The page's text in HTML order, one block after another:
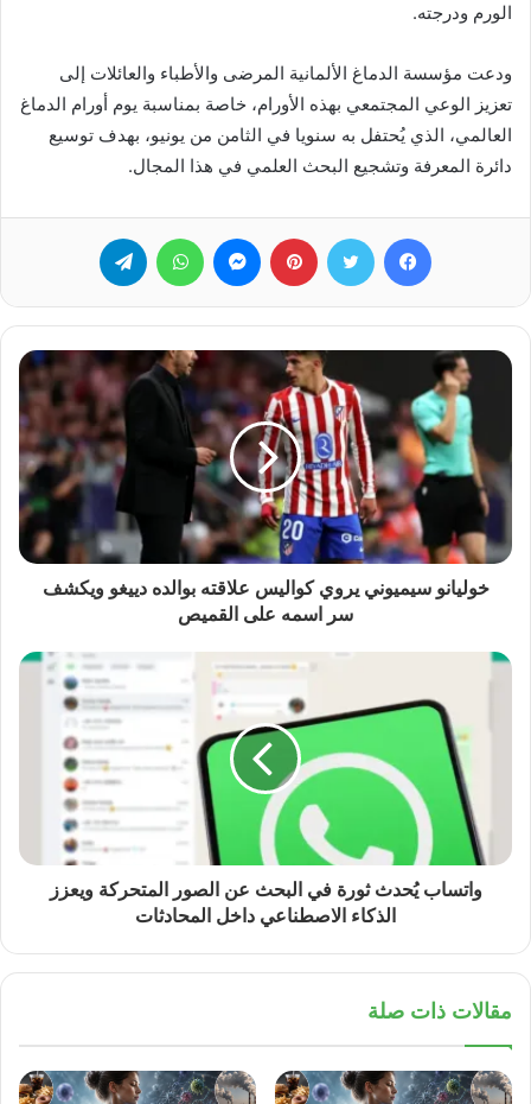
الورم ودرجته.
ودعت مؤسسة الدماغ الألمانية المرضى والأطباء والعائلات إلى
تعزيز الوعي المجتمعي بهذه الأورام، خاصة بمناسبة يوم أورام الدماغ
العالمي، الذي يُحتفل به سنويا في الثامن من يونيو، بهدف توسيع
دائرة المعرفة وتشجيع البحث العلمي في هذا المجال.
فيسبوك تويتر بينتيريست ماسنجر واتساب
خوليانو سيميوني يروي كواليس علاقته بوالده دييغو ويكشف
سر اسمه على القميص
واتساب يُحدث ثورة في البحث عن الصور المتحركة ويعزز
الذكاء الاصطناعي داخل المحادثات
مقالات ذات صلة